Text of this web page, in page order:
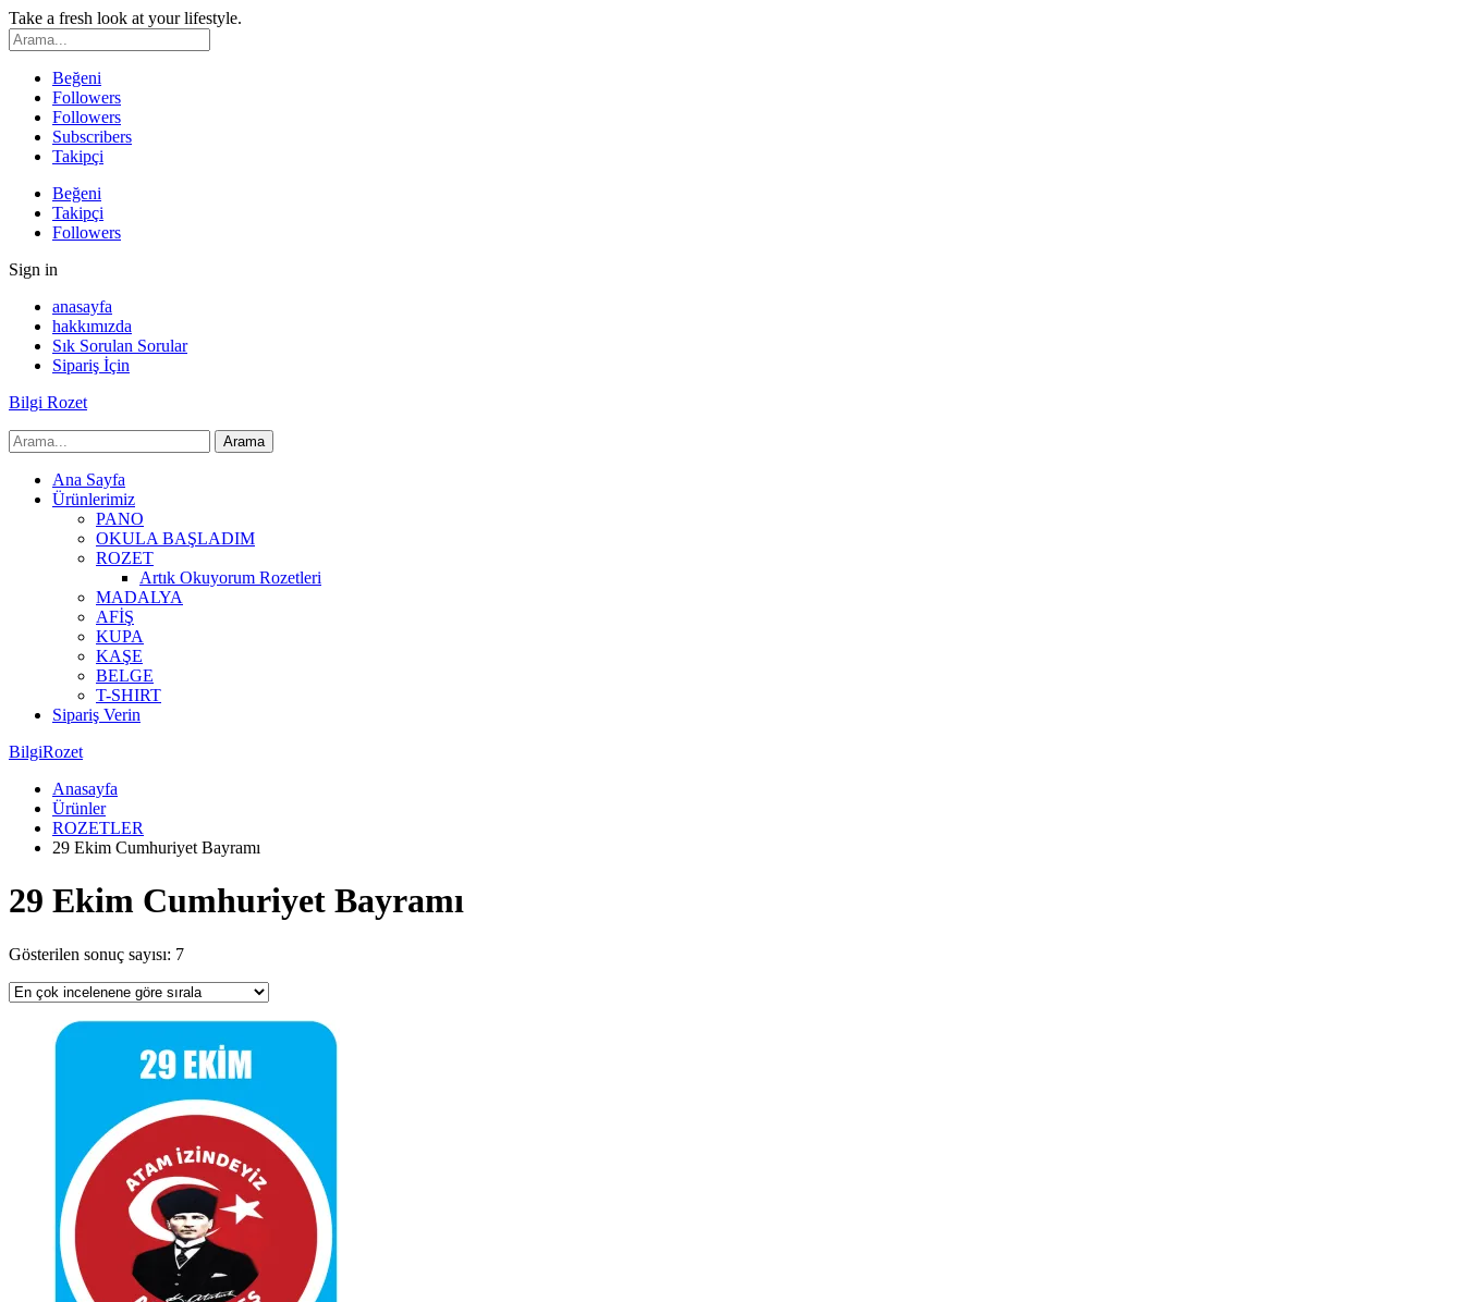
Take a fresh look at your lifestyle.
Beğeni
Followers
Followers
Subscribers
Takipçi
Beğeni
Takipçi
Followers
Sign in
anasayfa
hakkımızda
Sık Sorulan Sorular
Sipariş İçin
Bilgi Rozet
Ana Sayfa
Ürünlerimiz
PANO
OKULA BAŞLADIM
ROZET
Artık Okuyorum Rozetleri
MADALYA
AFİŞ
KUPA
KAŞE
BELGE
T-SHIRT
Sipariş Verin
BilgiRozet
Anasayfa
Ürünler
ROZETLER
29 Ekim Cumhuriyet Bayramı
29 Ekim Cumhuriyet Bayramı
Gösterilen sonuç sayısı: 7